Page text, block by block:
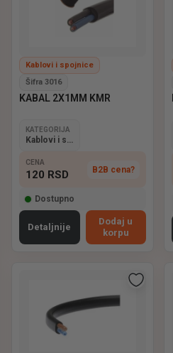
Kablovi i spojnice
Šifra 3016
KABAL 2X1MM KMR
KATEGORIJA
Kablovi i spojnice
CENA
120 RSD B2B cena?
Dostupno
Detaljnije
Dodaj u
korpu